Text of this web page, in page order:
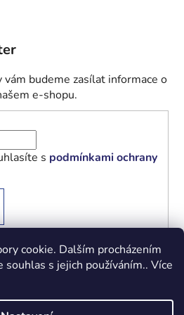
cookie. Dalším procházením
s jejich používáním.. Více
budeme zasílat informace o
e-shopu.
s podmínkami ochrany
ochrany osobních údajů